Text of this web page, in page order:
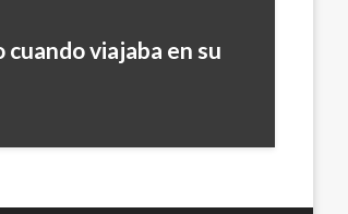
viajaba en su